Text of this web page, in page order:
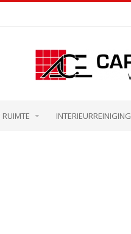
RUIMTE INTERIEURREINIGING